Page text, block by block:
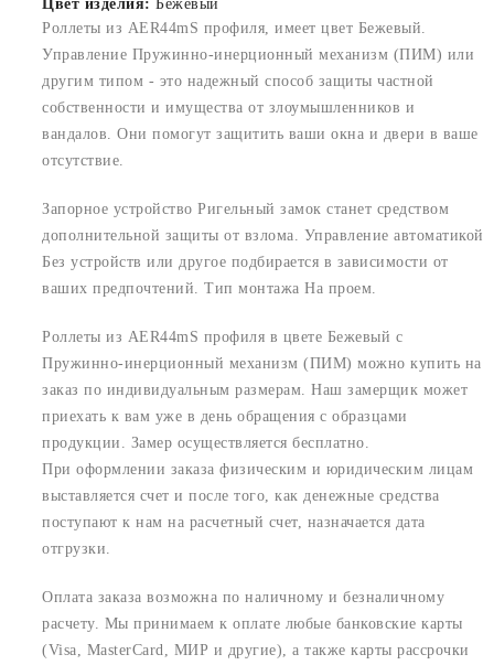
Цвет изделия: Бежевый
Роллеты из AER44mS профиля, имеет цвет Бежевый.
Управление Пружинно-инерционный механизм (ПИМ) или
другим типом - это надежный способ защиты частной
собственности и имущества от злоумышленников и
вандалов. Они помогут защитить ваши окна и двери в ваше
отсутствие.
Запорное устройство Ригельный замок станет средством
дополнительной защиты от взлома. Управление автоматикой
Без устройств или другое подбирается в зависимости от
ваших предпочтений. Тип монтажа На проем.
Роллеты из AER44mS профиля в цвете Бежевый с
Пружинно-инерционный механизм (ПИМ) можно купить на
заказ по индивидуальным размерам. Наш замерщик может
приехать к вам уже в день обращения с образцами
продукции. Замер осуществляется бесплатно.
При оформлении заказа физическим и юридическим лицам
выставляется счет и после того, как денежные средства
поступают к нам на расчетный счет, назначается дата
отгрузки.
Оплата заказа возможна по наличному и безналичному
расчету. Мы принимаем к оплате любые банковские карты
(Visa, MasterCard, МИР и другие), а также карты рассрочки